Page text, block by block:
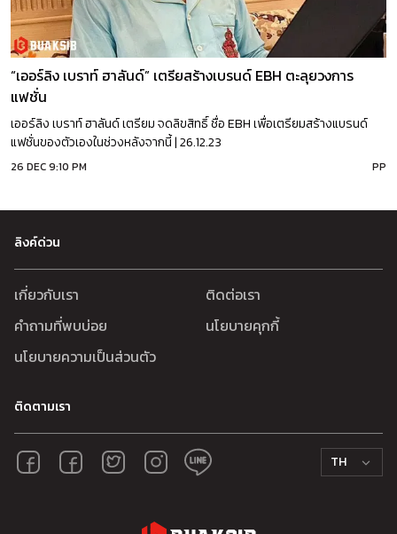
“เออร์ลิง เบราท์ ฮาลันด์” เตรียสร้างเบรนด์ EBH ตะลุยวงการ
แฟชั่น
เออร์ลิง เบราท์ ฮาลันด์ เตรียม จดลิขสิทธิ์ ชื่อ EBH เพื่อเตรียมสร้างแบรนด์
แฟชั่นของตัวเองในช่วงหลังจากนี้ | 26.12.23
26 DEC 9:10 PM PP
ลิงค์ด่วน
เกี่ยวกับเรา
ติดต่อเรา
คำถามที่พบบ่อย
นโยบายคุกกี้
นโยบายความเป็นส่วนตัว
ติดตามเรา
TH